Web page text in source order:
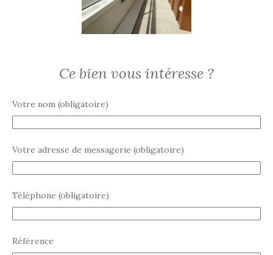
Ce bien vous intéresse ?
Votre nom (obligatoire)
Votre adresse de messagerie (obligatoire)
Téléphone (obligatoire)
Référence